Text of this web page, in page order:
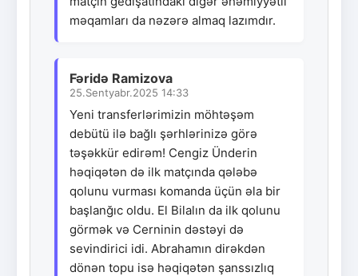
məqamları da nəzərə almaq lazımdır.
Fəridə Ramizova
25.Sentyabr.2025 14:33
Yeni transferlərimizin möhtəşəm
debütü ilə bağlı şərhlərinizə görə
təşəkkür edirəm! Cengiz Ünderin
həqiqətən də ilk matçında qələbə
qolunu vurması komanda üçün əla bir
başlanğıc oldu. El Bilalın da ilk qolunu
görmək və Cerninin dəstəyi də
sevindirici idi. Abrahamın dirəkdən
dönən topu isə həqiqətən şanssızlıq